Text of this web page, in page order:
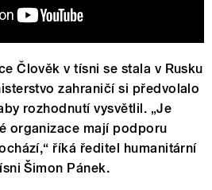
Člověk v tísni se stala v Rusku
zahraničí si předvolalo
rozhodnutí vysvětlil. „Je
organizace mají podporu
říká ředitel humanitární
Šimon Pánek.